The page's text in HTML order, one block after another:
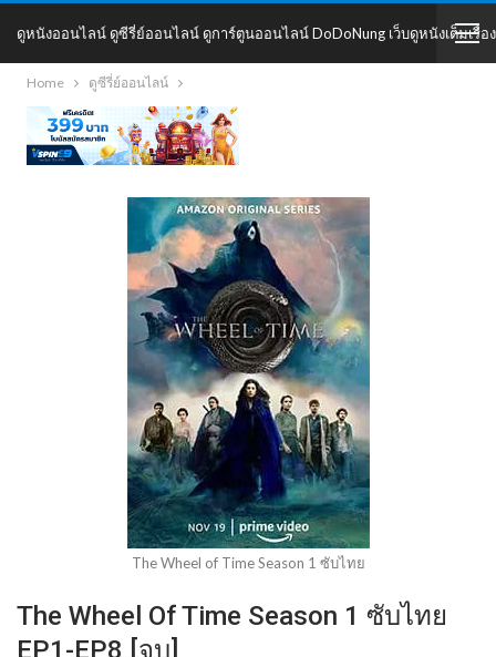
ดูหนังออนไลน์ ดูซีรี่ย์ออนไลน์ ดูการ์ตูนออนไลน์ DoDoNung เว็บดูหนังเต็มเรื่อง
DoDoNung
Home ดูซีรี่ย์ออนไลน์
The Wheel of Time Season 1 ซับไทย
The Wheel Of Time Season 1 ซับไทย
EP1-EP8 [จบ]